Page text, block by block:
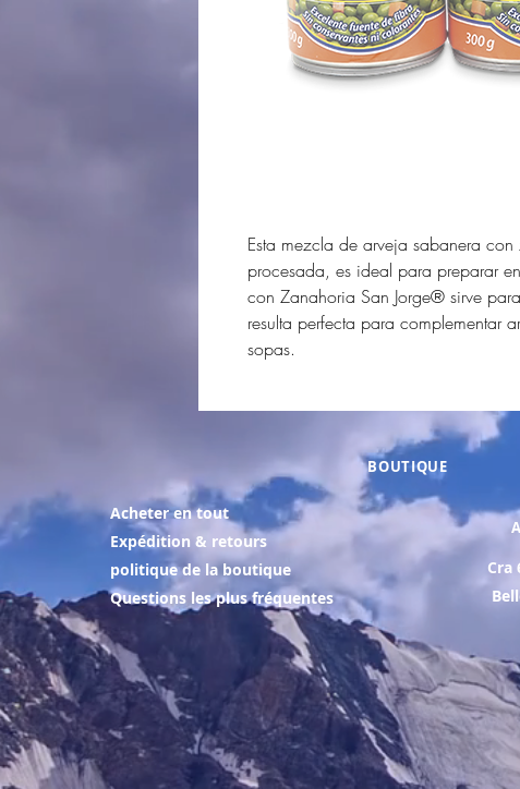
Esta mezcla de arveja sabanera
procesada, es ideal para preparar
con Zanahoria San Jorge® sirve
resulta perfecta para complementar
sopas.
BOUTIQUE
Acheter en tout
Expédition & retours
politique de la boutique
Questions les plus fréquentes
Cra